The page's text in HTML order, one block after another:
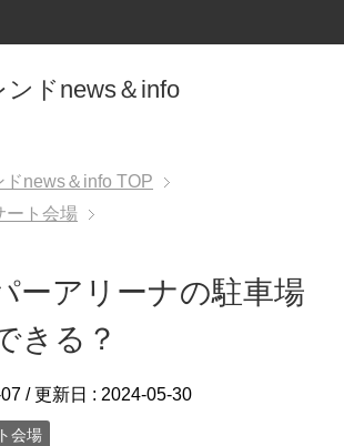
ンドnews＆info
ドnews＆info TOP
ート会場
ーアリーナの駐車場
きる？
/ 更新日 : 2024-05-30
会場